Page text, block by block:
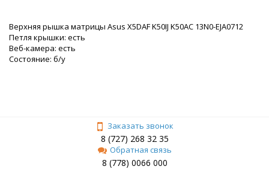
Верхняя рышка матрицы Asus X5DAF K50IJ K50AC 13N0-EJA0712
Петля крышки: есть
Веб-камера: есть
Состояние: б/у
Заказать звонок
8 (727) 268 32 35
Обратная связь
8 (778) 0066 000